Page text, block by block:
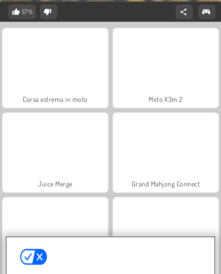
57%
Corsa estrema in moto Moto X3m 2
Juice Merge Grand Mahjong Connect